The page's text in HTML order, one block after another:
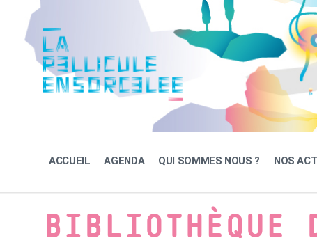
content
navigation
footer
ACCUEIL AGENDA QUI SOMMES NOUS ? NOS
BIBLIOTHÈQUE